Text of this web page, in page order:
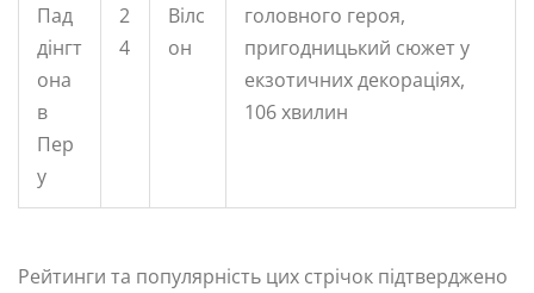
Пад
дінгт
она
в
Пер
у
2
4
Вілс
он
головного героя,
пригодницький сюжет у
екзотичних декораціях,
106 хвилин
Рейтинги та популярність цих стрічок підтверджено